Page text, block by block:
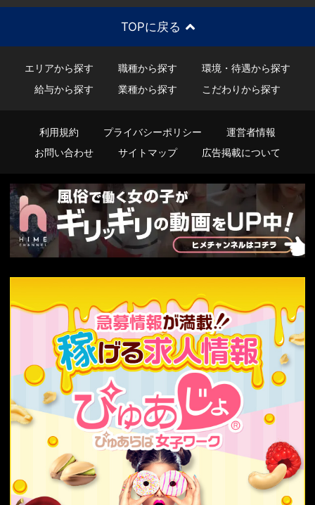
TOPに戻る
エリアから探す 職種から探す
環境・待遇から探す
給与から探す
業種から探す こだわりから探す
利用規約 プライバシーポリシー
運営者情報
お問い合わせ
サイトマップ 広告掲載について